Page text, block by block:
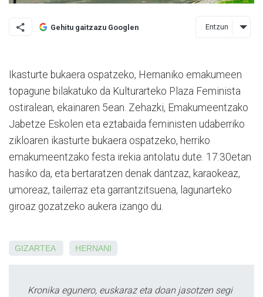
Gehitu gaitzazu Googlen Entzun
Ikasturte bukaera ospatzeko, Hernaniko emakumeen
topagune bilakatuko da Kulturarteko Plaza Feminista
ostiralean, ekainaren 5ean. Zehazki, Emakumeentzako
Jabetze Eskolen eta eztabaida feministen udaberriko
zikloaren ikasturte bukaera ospatzeko, herriko
emakumeentzako festa irekia antolatu dute. 17:30etan
hasiko da, eta bertaratzen denak dantzaz, karaokeaz,
umoreaz, tailerraz eta garrantzitsuena, lagunarteko
giroaz gozatzeko aukera izango du.
GIZARTEA HERNANI
Kronika egunero, euskaraz eta doan jasotzen segi